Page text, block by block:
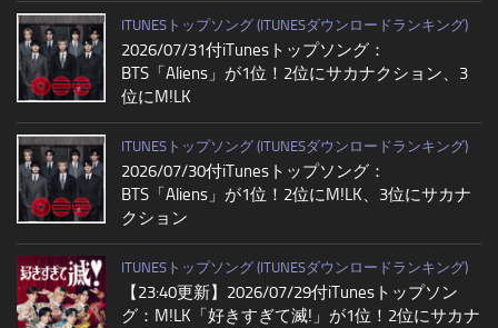
ITUNESトップソング (ITUNESダウンロードランキング)
2026/07/31付iTunesトップソング：
BTS「Aliens」が1位！2位にサカナクション、3
位にM!LK
ITUNESトップソング (ITUNESダウンロードランキング)
2026/07/30付iTunesトップソング：
BTS「Aliens」が1位！2位にM!LK、3位にサカナ
クション
ITUNESトップソング (ITUNESダウンロードランキング)
【23:40更新】2026/07/29付iTunesトップソン
グ：M!LK「好きすぎて滅!」が1位！2位にサカナ